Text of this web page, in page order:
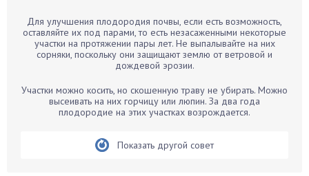
Бархатцы
Бегония
Бирючина
Бобовые
Для улучшения плодородия почвы, если есть возможность,
оставляйте их под парами, то есть незасаженными некоторые
участки на протяжении пары лет. Не выпалывайте на них
сорняки, поскольку они защищают землю от ветровой и
дождевой эрозии.
Участки можно косить, но скошенную траву не убирать. Можно
высеивать на них горчицу или люпин. За два года
плодородие на этих участках возрождается.
Показать другой совет